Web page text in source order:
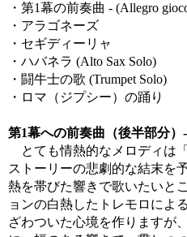
・第1幕の前奏曲 - (Allegro
・アラゴネーズ
・セギディーリャ
・ハバネラ (Alto Sax Solo)
・闘牛士の歌 (Trumpet Solo)
・ロマ（ジプシー）の踊り
第1幕への前奏曲（後半部分）
とても情熱的なメロディは
ストーリーの悲劇的な結末を
熱を帯びた響きで歌いたいと
ョンの白熱したトレモロによ
ざわついた心境を作りますが